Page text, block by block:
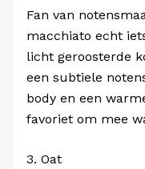
Fan van
macchiato echt
licht geroosterde
een subtiele
body en een
favoriet om mee
3. Oat